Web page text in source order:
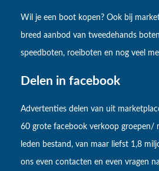
Wil je een boot kopen? Ook bij
breed aanbod van tweedehands
speedboten, roeiboten en nog veel
Delen in facebook
Advertenties delen van uit
60 grote facebook verkoop groepen/
leden bestand, van maar liefst 1,8
ons even contacten en even vragen